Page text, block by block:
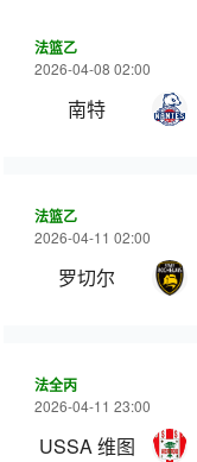
法篮乙
2026-04-08 02:00
南特
法篮乙
2026-04-11 02:00
罗切尔
法全丙
2026-04-11 23:00
USSA 维图